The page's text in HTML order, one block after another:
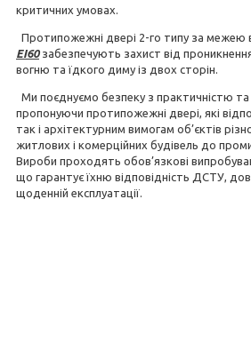
критичних умовах.
Протипожежні двері 2-го типу за межею
ЕІ60забезпечують захист від
вогню та їдкого диму із двох сторін.
Ми поєднуємо безпеку з практичністю
пропонуючи протипожежні двері, які
так і архітектурним вимогам об’єктів
житлових і комерційних будівель до
Вироби проходять обов’язкові
що гарантує їхню відповідність ДСТУ,
щоденній експлуатації.